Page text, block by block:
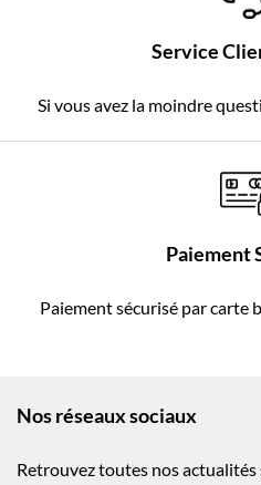
Service
Si vous avez la moindre
Paiement
Paiement sécurisé par carte
Nos réseaux sociaux
Retrouvez toutes nos actualités